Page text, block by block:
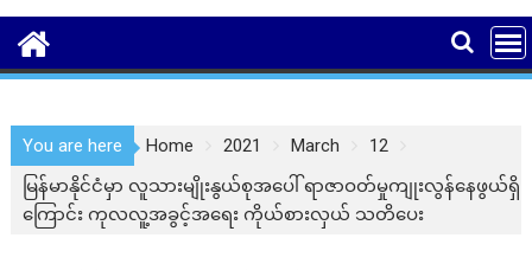
You are here Home 2021 March
12
မြန်မာနိုင်ငံမှာ လူသားမျိုးနွယ်စုအပေါ် ရာဇာဝတ်မှုကျုးလွန်နေဖွယ်ရှိ
ကြောင်း ကုလလူ့အခွင့်အရေး ကိုယ်စားလှယ် သတိပေး